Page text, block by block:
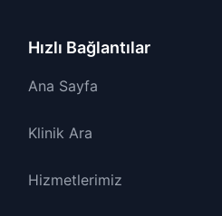
Hızlı Bağlantılar
Ana Sayfa
Klinik Ara
Hizmetlerimiz